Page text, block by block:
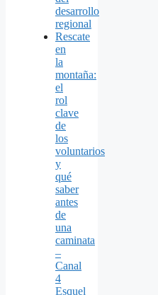
desarrollo
regional
Rescate
en
la
montaña:
el
rol
clave
de
los
voluntarios
y
qué
saber
antes
de
una
caminata
–
Canal
4
Esquel